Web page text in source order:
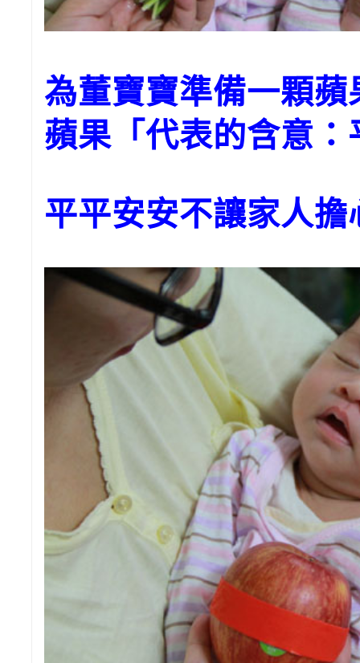
為董寶寶準備一顆
蘋果「代表的含意：
平平安安不讓家人擔